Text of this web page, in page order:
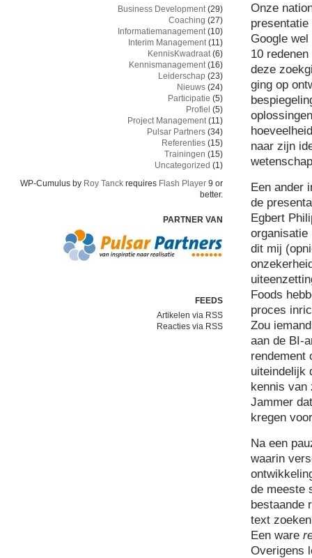
Business Development(29)
Coaching (27)
Informatiemanagement(10)
Interim Management(11)
KennisKwadraat(6)
Kennismanagement(16)
Leiderschap (23)
Nieuws (24)
Participatie (5)
Profiel (5)
Project Management(11)
Pulsar Partners (34)
Referenties (15)
Trainingen (15)
Uncategorized (1)
WP-Cumulus by Roy Tanck requires Flash Player 9 or
better.
PARTNER VAN
FEEDS
Artikelen via RSS
Reacties via RSS
Onze
Google
10
deze
ging op
naar zijn
Een ander
de
Egbert
organisatie
dit mij
Foods
proces
Zou
aan de BI-
rendement
uiteindelijk
kennis van
Jammer
kregen
Na een
waarin
de meeste
bestaande
text
Een ware
Overigens